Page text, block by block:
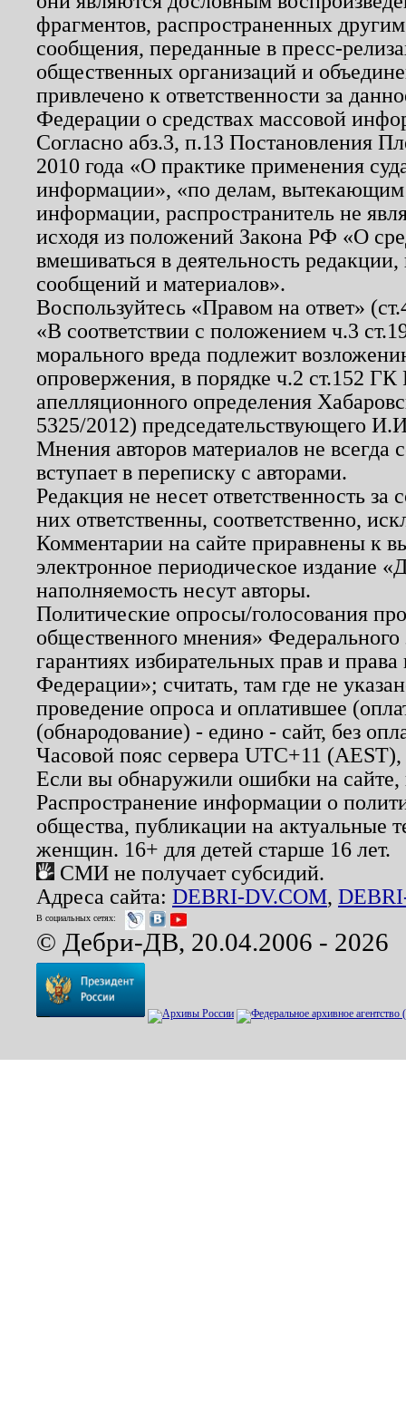
фрагментов, распространенных
сообщения, переданные в пресс-
общественных организаций и
привлечено к ответственности за
Федерации о средствах массовой
Согласно абз.3, п.13 Постановления
2010 года «О практике применения
информации», «по делам, вытекающим
информации, распространитель не
исходя из положений Закона РФ «О
вмешиваться в деятельность
сообщений и материалов».
Воспользуйтесь «Правом на ответ»
«В соответствии с положением ч.3
морального вреда подлежит
опровержения, в порядке ч.2 ст.152
апелляционного определения
5325/2012) председательствующего
Мнения авторов материалов не
вступает в переписку с авторами.
Редакция не несет ответственность
них ответственны, соответственно,
Комментарии на сайте приравнены к
электронное периодическое издание
наполняемость несут авторы.
Политические опросы/голосования
общественного мнения»
гарантиях избирательных прав и
Федерации»; считать, там где не
проведение опроса и оплатившее
(обнародование) - едино - сайт, без
Часовой пояс сервера UTC+11
Если вы обнаружили ошибки на
Распространение информации о
общества, публикации на актуальные
женщин. 16+ для детей старше 16 лет.
СМИ не получает субсидий.
Адреса сайта: DEBRI-DV.COM,
В социальных сетях:
© Дебри-ДВ, 20.04.2006 - 2026